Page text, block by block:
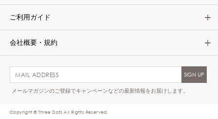
ご利用ガイド
会社概要・規約
メールマガジンのご登録でキャンペーンなどの最新情報をお届けします。
Copyright © Three Dots All Rights Reserved